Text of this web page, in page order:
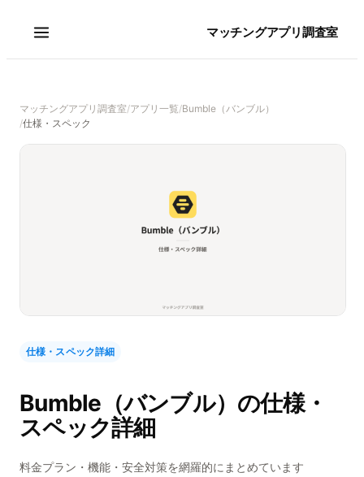
マッチングアプリ調査室
マッチングアプリ調査室/アプリ一覧/Bumble（バンブル）
/仕様・スペック
仕様・スペック詳細
Bumble（バンブル） の仕様・
スペック詳細
料金プラン・機能・安全対策を網羅的にまとめています